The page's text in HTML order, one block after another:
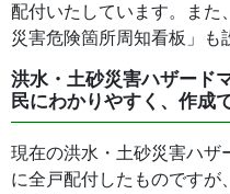
配付いたしています。また
災害危険箇所周知看板」も
洪水・土砂災害ハザード
民にわかりやすく、作成
現在の洪水・土砂災害ハザ
に全戸配付したものですが